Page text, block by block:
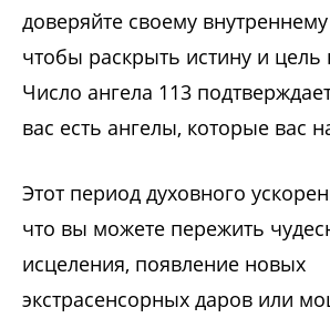
доверяйте своему внутреннему
чтобы раскрыть истину и
Число ангела 113
вас есть ангелы, которые вас
Этот период духовного
что вы можете пережить
исцеления, появление новых
экстрасенсорных даров или